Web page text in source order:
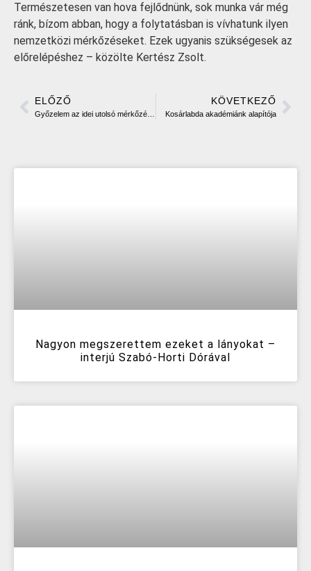
Természetesen van hova fejlődnünk, sok munka vár még
ránk, bízom abban, hogy a folytatásban is vívhatunk ilyen
nemzetközi mérkőzéseket. Ezek ugyanis szükségesek az
előrelépéshez – közölte Kertész Zsolt.
ELŐZŐ KÖVETKEZŐ
Kosárlabda akadémiánk alapítója
Nagyon megszerettem ezeket a lányokat –
interjú Szabó-Horti Dórával